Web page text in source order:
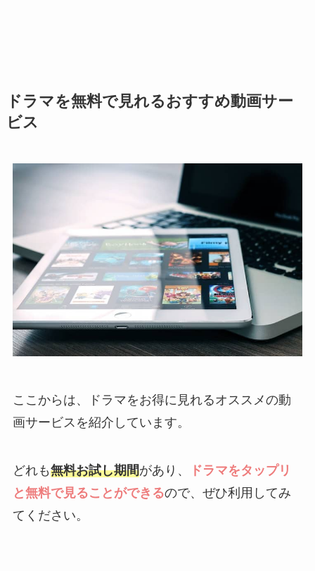
ドラマを無料で見れるおすすめ動画サー
ビス
ここからは、ドラマをお得に見れるオススメの動
画サービスを紹介しています。
どれも無料お試し期間があり、
ドラマをタップリ
と無料で見ることができるので、ぜひ利用してみ
てください。